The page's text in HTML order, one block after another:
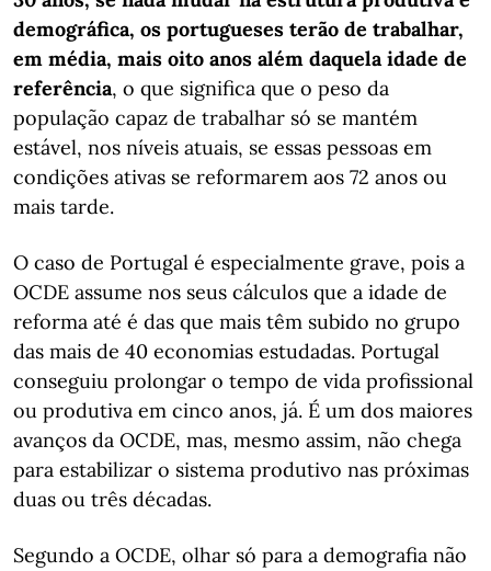
demográfica, os portugueses terão de trabalhar,
em média, mais oito anos além daquela idade de
referência, o que significa que o peso da
população capaz de trabalhar só se mantém
estável, nos níveis atuais, se essas pessoas em
condições ativas se reformarem aos 72 anos ou
mais tarde.
O caso de Portugal é especialmente grave, pois a
OCDE assume nos seus cálculos que a idade de
reforma até é das que mais têm subido no grupo
das mais de 40 economias estudadas. Portugal
conseguiu prolongar o tempo de vida profissional
ou produtiva em cinco anos, já. É um dos maiores
avanços da OCDE, mas, mesmo assim, não chega
para estabilizar o sistema produtivo nas próximas
duas ou três décadas.
Segundo a OCDE, olhar só para a demografia não